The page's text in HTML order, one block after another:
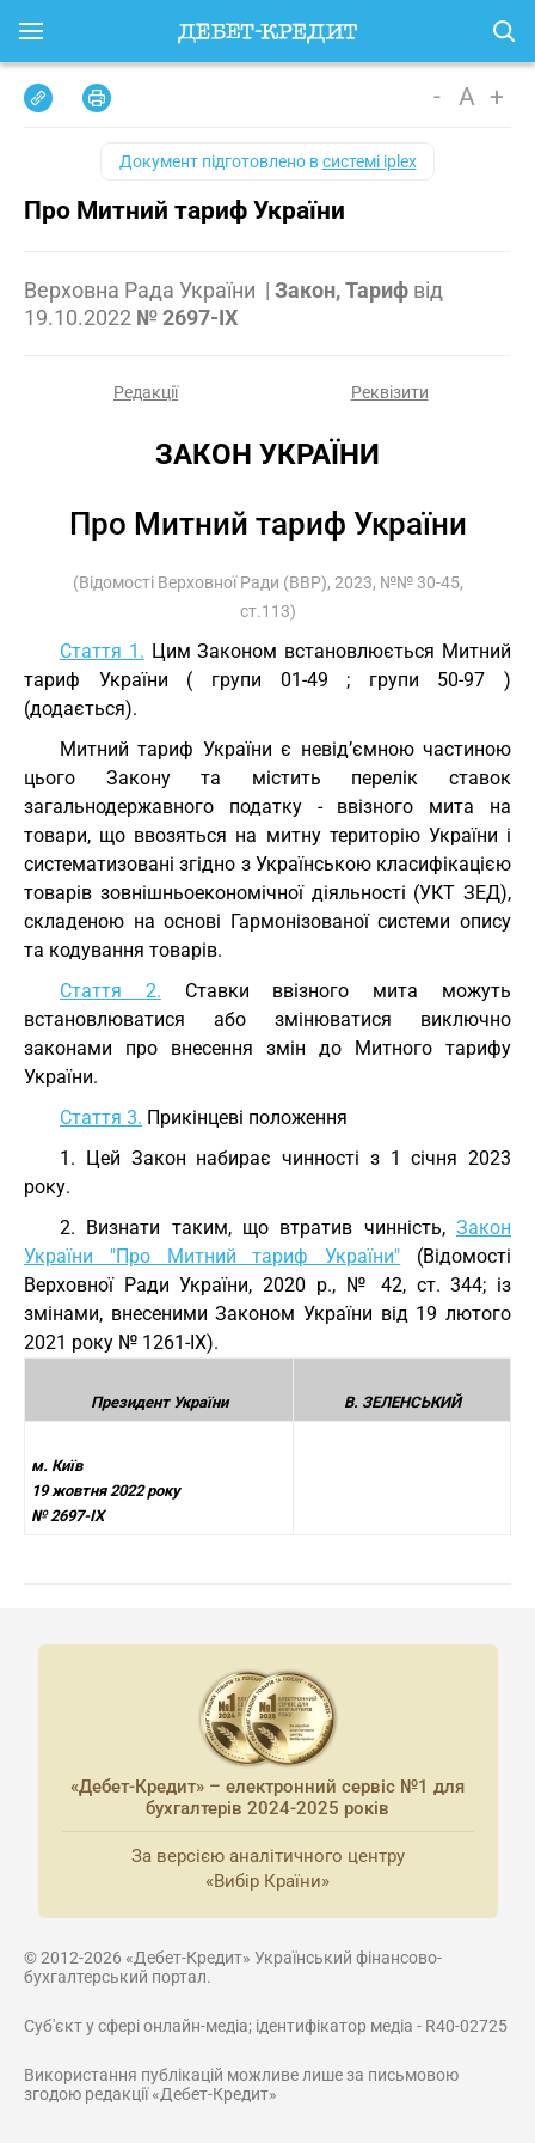
- A +
Документ підготовлено всистемі iplex
Про Митний тариф України
Верховна Рада України | Закон, Тариф від
19.10.2022 № 2697-IX
Редакції Реквізити
ЗАКОН УКРАЇНИ
Про Митний тариф України
(Відомості Верховної Ради (ВВР), 2023, №№ 30-45,
ст.113)
Стаття 1. Цим Законом встановлюється Митний
тариф України ( групи 01-49 ; групи 50-97 )
(додається).
Митний тариф України є невід’ємною частиною
цього Закону та містить перелік ставок
загальнодержавного податку - ввізного мита на
товари, що ввозяться на митну територію України і
систематизовані згідно з Українською класифікацією
товарів зовнішньоекономічної діяльності (УКТ ЗЕД),
складеною на основі Гармонізованої системи опису
та кодування товарів.
Стаття 2. Ставки ввізного мита можуть
встановлюватися або змінюватися виключно
законами про внесення змін до Митного тарифу
України.
Стаття 3. Прикінцеві положення
1. Цей Закон набирає чинності з 1 січня 2023
року.
2. Визнати таким, що втратив чинність, Закон
України "Про Митний тариф України" (Відомості
Верховної Ради України, 2020 р., № 42, ст. 344; із
змінами, внесеними Законом України від 19 лютого
2021 року № 1261-IX).
Президент України В. ЗЕЛЕНСЬКИЙ
м. Київ
19 жовтня 2022 року
№ 2697-IX
«Дебет-Кредит» – електронний сервіс №1 для
бухгалтерів 2024-2025 років
За версією аналітичного центру
«Вибір Країни»
© 2012-2026 «Дебет-Кредит» Український фінансово-
бухгалтерський портал.
Суб'єкт у сфері онлайн-медіа; ідентифікатор медіа - R40-02725
Використання публікацій можливе лише за письмовою
згодою редакції «Дебет-Кредит»